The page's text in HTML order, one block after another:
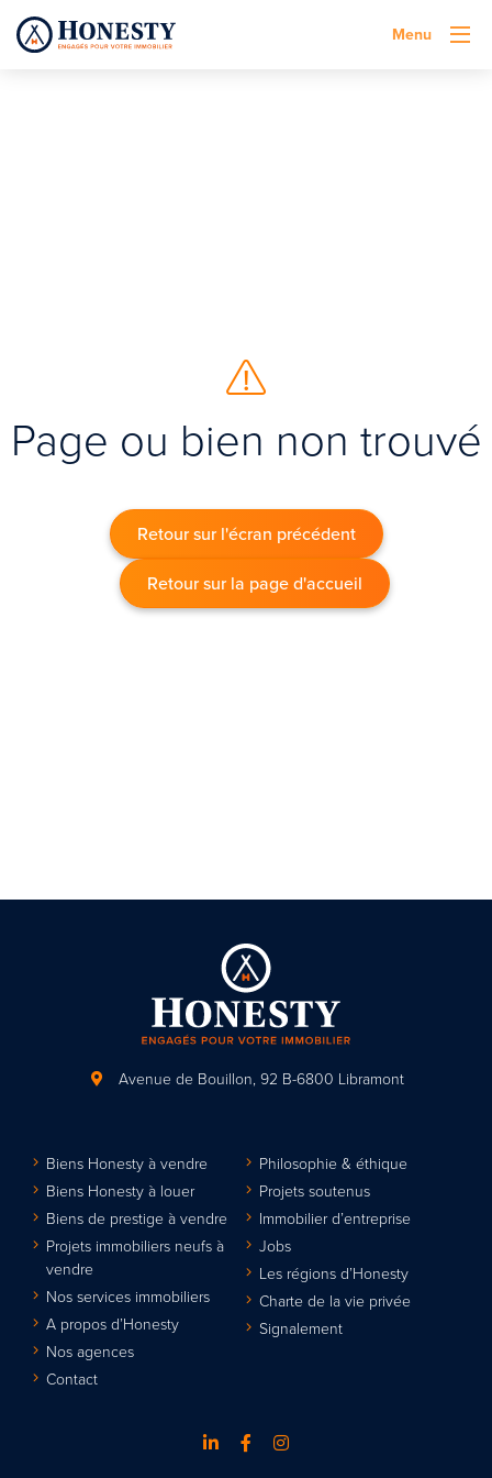
Menu
Page ou bien non trouvé
Retour sur l'écran précédent
Retour sur la page d'accueil
Avenue de Bouillon, 92 B-6800 Libramont
Biens Honesty à vendre
Biens Honesty à louer
Biens de prestige à vendre
Projets immobiliers neufs à
vendre
Nos services immobiliers
A propos d’Honesty
Nos agences
Contact
Philosophie & éthique
Projets soutenus
Immobilier d’entreprise
Jobs
Les régions d’Honesty
Charte de la vie privée
Signalement